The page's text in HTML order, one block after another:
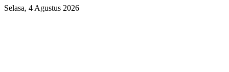
Selasa, 4 Agustus 2026